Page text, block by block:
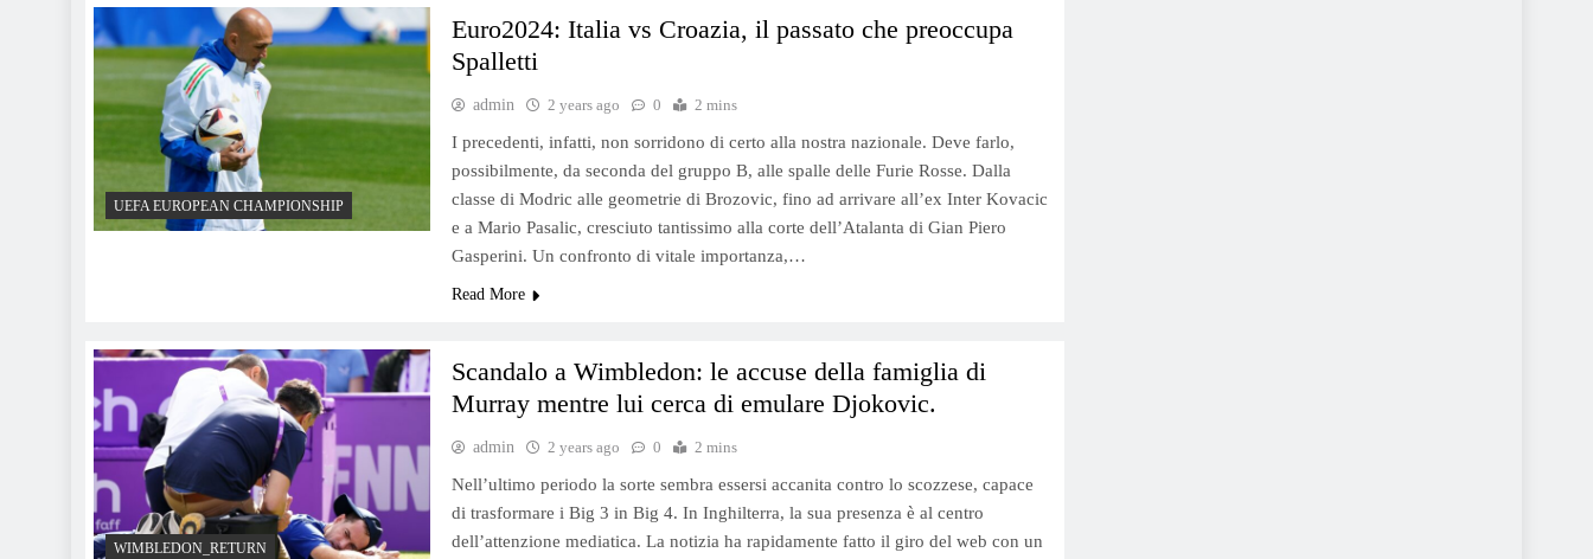
UEFA EUROPEAN CHAMPIONSHIP
Euro2024: Italia vs Croazia, il passato che preoccupa
Spalletti
admin 2 years ago 0 2 mins
I precedenti, infatti, non sorridono di certo alla nostra nazionale. Deve farlo,
possibilmente, da seconda del gruppo B, alle spalle delle Furie Rosse. Dalla
classe di Modric alle geometrie di Brozovic, fino ad arrivare all’ex Inter Kovacic
e a Mario Pasalic, cresciuto tantissimo alla corte dell’Atalanta di Gian Piero
Gasperini. Un confronto di vitale importanza,…
Read More
WIMBLEDON_RETURN
Scandalo a Wimbledon: le accuse della famiglia di
Murray mentre lui cerca di emulare Djokovic.
admin 2 years ago 0 2 mins
Nell’ultimo periodo la sorte sembra essersi accanita contro lo scozzese, capace
di trasformare i Big 3 in Big 4. In Inghilterra, la sua presenza è al centro
dell’attenzione mediatica. La notizia ha rapidamente fatto il giro del web con un